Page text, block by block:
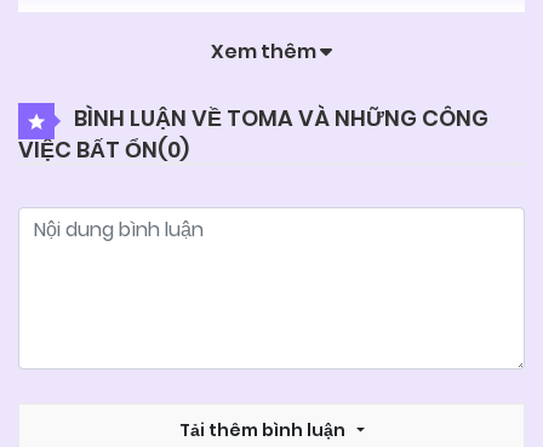
Xem thêm
BÌNH LUẬN VỀ TOMA VÀ NHỮNG CÔNG
VIỆC BẤT ỔN(0)
Tải thêm bình luận